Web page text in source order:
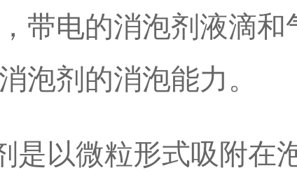
带电的消泡剂液滴和
泡剂的消泡能力。
是以微粒形式吸附在